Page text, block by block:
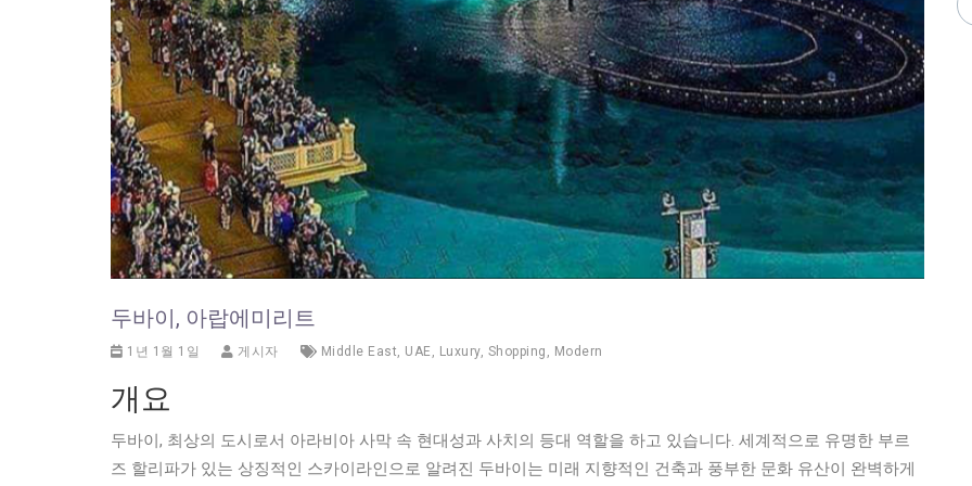
두바이, 아랍에미리트
1년 1월 1일 게시자 Middle East UAE Luxury, Shopping Modern
개요
두바이, 최상의 도시로서 아라비아 사막 속 현대성과 사치의 등대 역할을 하고 있습니다. 세계적으로 유명한 부르
즈 할리파가 있는 상징적인 스카이라인으로 알려진 두바이는 미래 지향적인 건축과 풍부한 문화 유산이 완벽하게